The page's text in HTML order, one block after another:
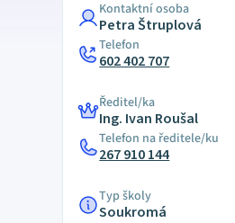
Kontaktní osoba
Petra Štruplová
Telefon
602 402 707
Ředitel/ka
Ing. Ivan Roušal
Telefon na ředitele/ku
267 910 144
Typ školy
Soukromá